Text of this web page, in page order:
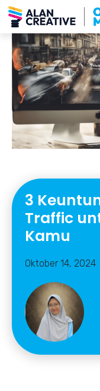
3
Traffic
Kamu
Oktober 14, 2024